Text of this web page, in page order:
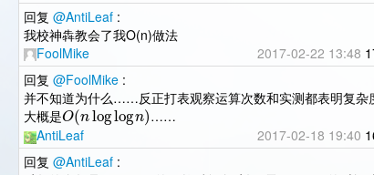
回复 @AntiLeaf :
我校神犇教会了我O(n)做法
FoolMike
2017-02-22 13:48
回复 @FoolMike :
并不知道为什么……反正打表观察运算次数和实测都表明复杂
大概是O(nloglogn)……
AntiLeaf
2017-02-18 19:40
回复 @AntiLeaf :